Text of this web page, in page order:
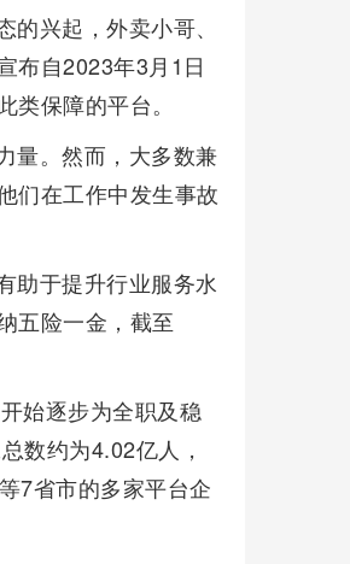
兴起，外卖小哥、
布自2023年3月1日
保障的平台。
量。然而，大多数兼
们在工作中发生事故
助于提升行业服务水
五险一金，截至
始逐步为全职及稳
数约为4.02亿人，
7省市的多家平台企